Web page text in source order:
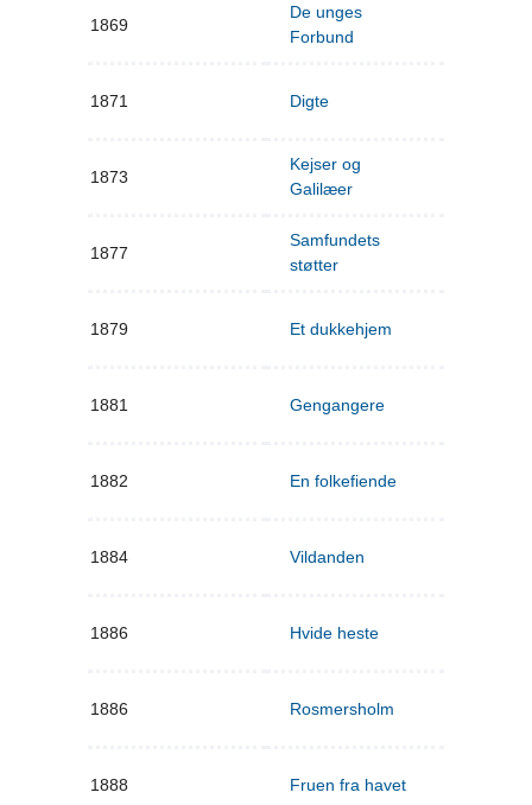
1869
De unges
Forbund
1871 Digte
1873
Kejser og
Galilæer
1877
Samfundets
støtter
1879 Et dukkehjem
1881 Gengangere
1882 En folkefiende
1884 Vildanden
1886 Hvide heste
1886 Rosmersholm
1888 Fruen fra havet